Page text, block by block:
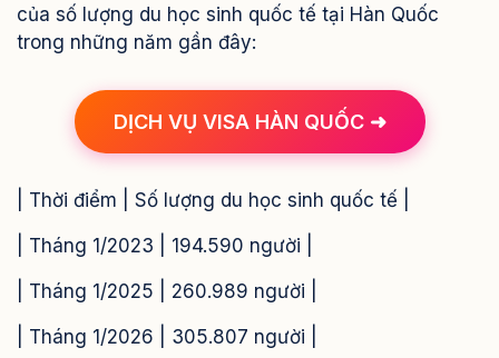
của số lượng du học sinh quốc tế tại Hàn Quốc
trong những năm gần đây:
DỊCH VỤ VISA HÀN QUỐC ➜
| Thời điểm | Số lượng du học sinh quốc tế |
| Tháng 1/2023 | 194.590 người |
| Tháng 1/2025 | 260.989 người |
| Tháng 1/2026 | 305.807 người |